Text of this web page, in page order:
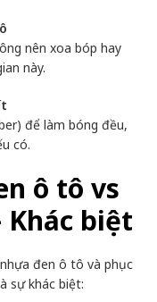
nên xoa bóp hay
này.
để làm bóng đều,
có.
ô tô vs
biệt
đen ô tô và phục
sự khác biệt: